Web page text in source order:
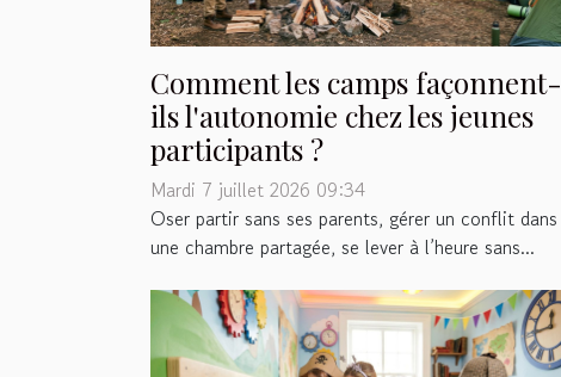
Comment les camps façonnent-
ils l'autonomie chez les jeunes
participants ?
Mardi 7 juillet 2026 09:34
Oser partir sans ses parents, gérer un conflit dans
une chambre partagée, se lever à l’heure sans...